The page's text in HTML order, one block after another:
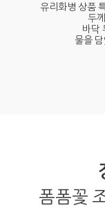
유리화병 상품
두
바닥
물을
폼폼꽃